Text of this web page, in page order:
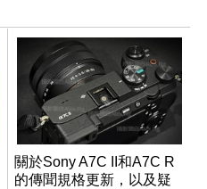
關於Sony A7C II和A7C R
的傳聞規格更新，以及疑